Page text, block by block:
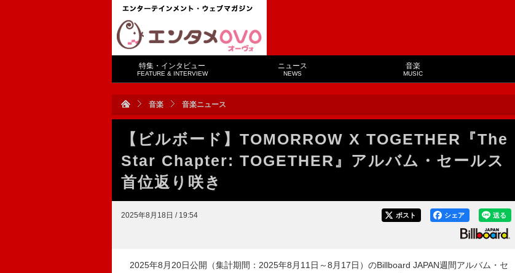
特集・インタビュー
FEATURE & INTERVIEW
ニュース
NEWS
音楽
MUSIC
音楽 音楽ニュース
【ビルボード】TOMORROW X TOGETHER『The
Star Chapter: TOGETHER』アルバム・セールス
首位返り咲き
2025年8月18日 / 19:54 送る
シェア
ポスト
2025年8月20日公開（集計期間：2025年8月11日～8月17日）のBillboard JAPAN週間アルバム・セ